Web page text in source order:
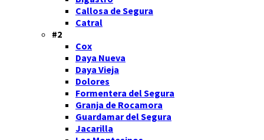
Callosa de Segura
Catral
#2
Cox
Daya Nueva
Daya Vieja
Dolores
Formentera del Segura
Granja de Rocamora
Guardamar del Segura
Jacarilla